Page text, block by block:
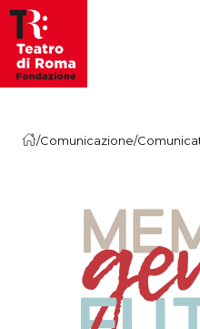
Vai al contenuto
/Comunicazione/